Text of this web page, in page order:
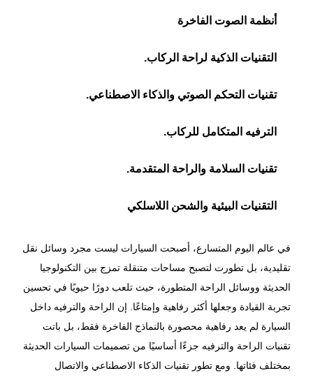
أنظمة الصوت الفاخرة
التقنيات الذكية لراحة الركاب.
تقنيات التحكم الصوتي والذكاء الاصطناعي.
الترفيه المتكامل للركاب.
تقنيات السلامة والراحة المتقدمة.
التقنيات البيئية والشحن اللاسلكي
في عالم اليوم المتسارع، أصبحت السيارات ليست مجرد وسائل نقل
تقليدية، بل تطورت لتصبح مساحات متنقلة تمزج بين التكنولوجيا
الحديثة ووسائل الراحة المتطورة، حيث تلعب دورًا حيويًا في تحسين
تجربة القيادة وجعلها أكثر رفاهية وإمتاعًا. إن الراحة والترفيه داخل
السيارة لم يعد رفاهية محصورة بالنماذج الفاخرة فقط، بل باتت
تقنيات الراحة والترفيه جزءًا أساسيًا من تصميمات السيارات الحديثة
بمختلف فئاتها. ومع تطور تقنيات الذكاء الاصطناعي والاتصال